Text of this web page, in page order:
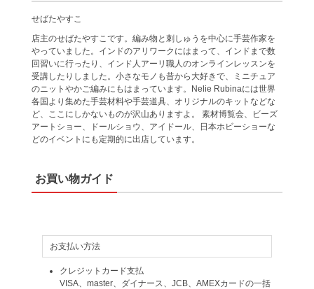
せばたやすこ
店主のせばたやすこです。編み物と刺しゅうを中心に手芸作家を
やっていました。インドのアリワークにはまって、インドまで数
回習いに行ったり、インド人アーリ職人のオンラインレッスンを
受講したりしました。小さなモノも昔から大好きで、ミニチュア
のニットやかご編みにもはまっています。Nelie Rubinaには世界
各国より集めた手芸材料や手芸道具、オリジナルのキットなどな
ど、ここにしかないものが沢山ありますよ。 素材博覧会、ビーズ
アートショー、ドールショウ、アイドール、日本ホビーショーな
どのイベントにも定期的に出店しています。
お買い物ガイド
お支払い方法
クレジットカード支払
VISA、master、ダイナース、JCB、AMEXカードの一括